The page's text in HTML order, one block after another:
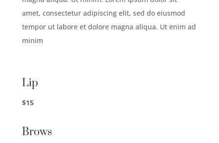
amet, consectetur adipiscing elit, sed do eiusmod
tempor ut labore et dolore magna aliqua. Ut enim ad
minim
Lip
$15
Brows